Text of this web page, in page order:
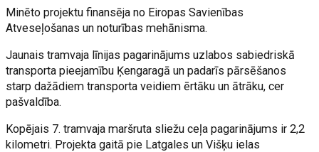
Minēto projektu finansēja no Eiropas Savienības
Atveseļošanas un noturības mehānisma.
Jaunais tramvaja līnijas pagarinājums uzlabos sabiedriskā
transporta pieejamību Ķengaragā un padarīs pārsēšanos
starp dažādiem transporta veidiem ērtāku un ātrāku, cer
pašvaldība.
Kopējais 7. tramvaja maršruta sliežu ceļa pagarinājums ir 2,2
kilometri. Projekta gaitā pie Latgales un Višķu ielas